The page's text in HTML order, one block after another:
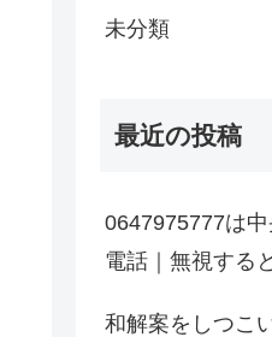
未分類
最近の投稿
0647975777は
電話｜無視する
和解案をしつこ